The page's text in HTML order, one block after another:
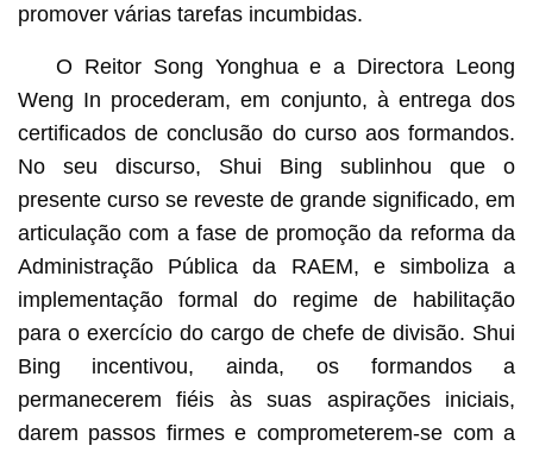
promover várias tarefas incumbidas.
O Reitor Song Yonghua e a Directora Leong
Weng In procederam, em conjunto, à entrega dos
certificados de conclusão do curso aos formandos.
No seu discurso, Shui Bing sublinhou que o
presente curso se reveste de grande significado, em
articulação com a fase de promoção da reforma da
Administração Pública da RAEM, e simboliza a
implementação formal do regime de habilitação
para o exercício do cargo de chefe de divisão. Shui
Bing incentivou, ainda, os formandos a
permanecerem fiéis às suas aspirações iniciais,
darem passos firmes e comprometerem-se com a